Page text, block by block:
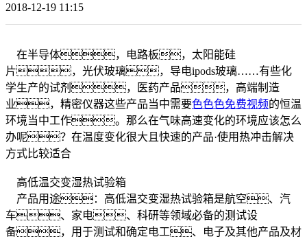
2018-12-19 11:15
在半导体，电路板，太阳能硅
片，光伏玻璃，导电ipods玻璃……有些化
学生产的试剂，医药产品，高端制造
业，精密仪器这些产品当中需要色色色免费视频的恒温
环境当中工作。那么在气味高速变化的环境应该怎么
办呢？在温度变化很大且快速的产品·使用热冲击解决
方式比较适合
高低温交变湿热试验箱
产品用途：高低温交变湿热试验箱是航空、汽
车、家电、科研等领域必备的测试设
备，用于测试和确定电工、电子及其他产品及材